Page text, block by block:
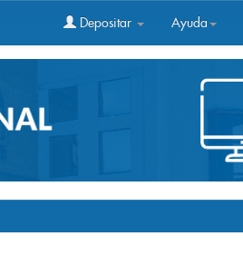
Depositar Ayuda